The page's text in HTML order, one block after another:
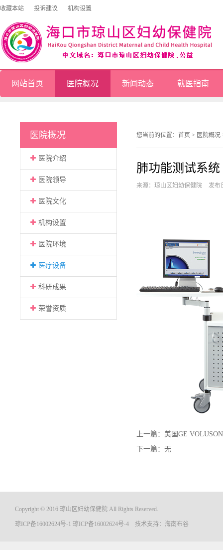
收藏本站 投诉建议 机构设置
网站首页 医院概况 新闻动态 就医指南
医院概况
医院介绍
医院领导
医院文化
机构设置
医院环境
医疗设备
科研成果
荣誉资质
您当前的位置： 首页 > 医院概况
肺功能测试系统
来源：琼山区妇幼保健院 发布
上一篇： 美国GE
下一篇：无
Copyright © 2016 琼山区妇幼保健院 All Rights Reserved.
琼ICP备16002624号-1 琼ICP备16002624号-4 技术支持： 海南布谷